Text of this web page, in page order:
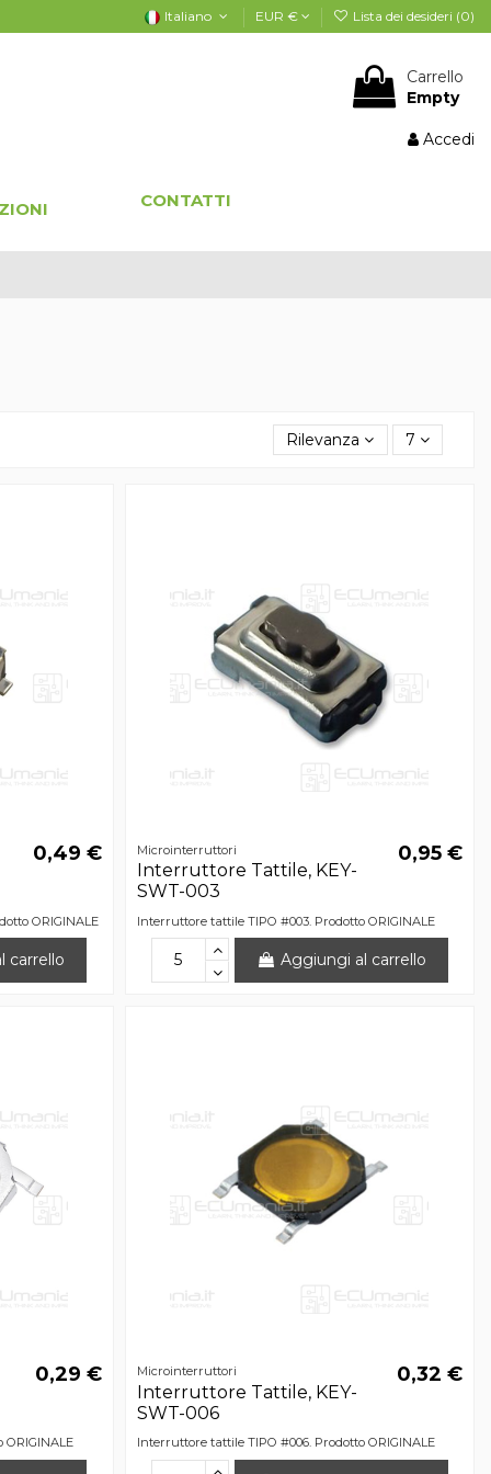
Italiano EUR € Lista dei desideri (0)
Carrello
Empty
Accedi
CONTATTI
Rilevanza 7
0,49 €
ORIGINALE
carrello
Microinterruttori
Interruttore Tattile, KEY-
SWT-003
0,95 €
Interruttore tattile TIPO #003. Prodotto ORIGINALE
Aggiungi al carrello
0,29 € Microinterruttori
Interruttore Tattile, KEY-
SWT-006
0,32 €
Interruttore tattile TIPO #006. Prodotto ORIGINALE